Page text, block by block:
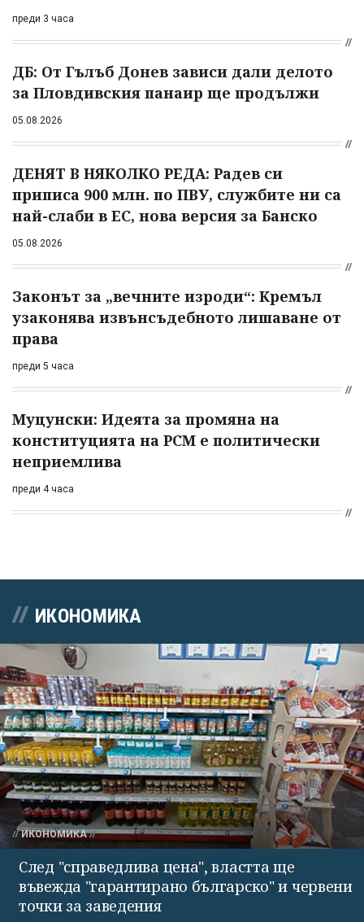
преди 3 часа
ДБ: От Гълъб Донев зависи дали делото
за Пловдивския панаир ще продължи
05.08.2026
ДЕНЯТ В НЯКОЛКО РЕДА: Радев си
приписа 900 млн. по ПВУ, службите ни са
най-слаби в ЕС, нова версия за Банско
05.08.2026
Законът за „вечните изроди“: Кремъл
узаконява извънсъдебното лишаване от
права
преди 5 часа
Муцунски: Идеята за промяна на
конституцията на РСМ е политически
неприемлива
преди 4 часа
ИКОНОМИКА
ИКОНОМИКА
След "справедлива цена", властта ще
въвежда "гарантирано българско" и червени
точки за заведения